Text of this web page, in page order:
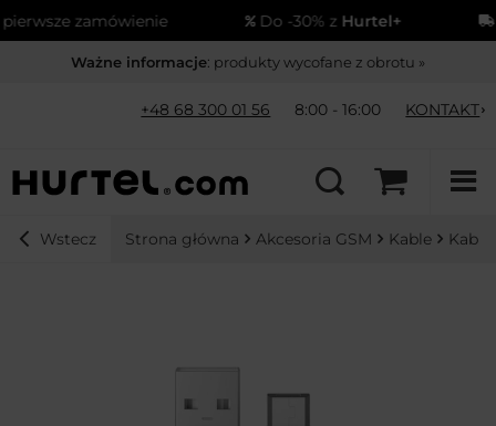
zamówienie Do -30% zHurtel+
Ważne informacje: produkty wycofane z obrotu »
+48 68 300 01 56 8:00 - 16:00 KONTAKT
Wstecz Strona główna Akcesoria GSM Kable